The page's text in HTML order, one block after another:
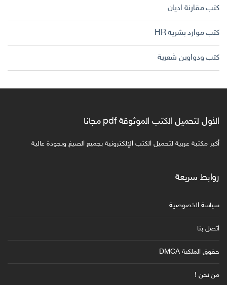
كتب مقارنة اديان
كتب موارد بشرية HR
كتب ودواوين شعرية
الأول لتحميل الكتب الموثوقة pdf مجانا
أكبر مكتبة عربية لتحميل الكتب الإلكترونية بجميع الصيغ وبجودة عالية
روابط سريعة
سياسة الخصوصية
اتصل بنا
حقوق الملكية DMCA
من نحن !